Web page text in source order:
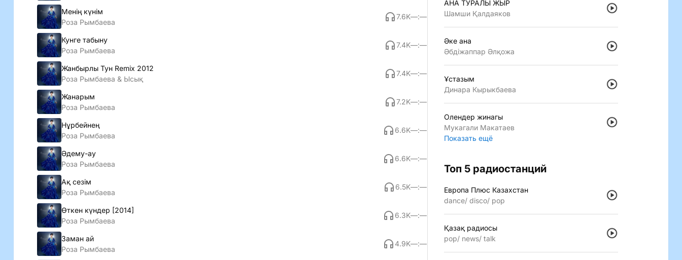
Менiң күнiм
Роза Рымбаева
7.6K—:—
Кунге табыну
Роза Рымбаева
7.4K—:—
Жанбырлы Тун Remix 2012
Роза Рымбаева & Ысық
7.4K—:—
Жанарым
Роза Рымбаева
7.2K—:—
Нұрбейнең
Роза Рымбаева
6.6K—:—
Әдему-ау
Роза Рымбаева
6.6K—:—
Ақ сезiм
Роза Рымбаева
6.5K—:—
Өткен күндер [2014]
Роза Рымбаева
6.3K—:—
Заман ай
Роза Рымбаева
4.9K—:—
АНА ТУРАЛЫ ЖЫР
Шамши Қалдаяков
Әке ана
Әбдiжаппар Әлқожа
Ұстазым
Динара Кырыкбаева
Олендер жинагы
Мукагали Макатаев
Показать ещё
Топ 5 радиостанций
Европа Плюс Казахстан
dance disco pop
Қазақ радиосы
pop
news talk